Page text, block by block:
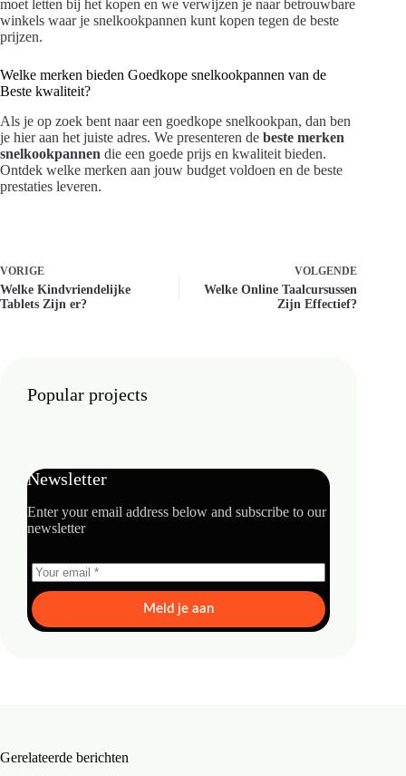
moet letten bij het kopen en we verwijzen je naar betrouwbare
winkels waar je snelkookpannen kunt kopen tegen de beste
prijzen.
Welke merken bieden Goedkope snelkookpannen van de
Beste kwaliteit?
Als je op zoek bent naar een goedkope snelkookpan, dan ben
je hier aan het juiste adres. We presenteren de beste merken
snelkookpannen die een goede prijs en kwaliteit bieden.
Ontdek welke merken aan jouw budget voldoen en de beste
prestaties leveren.
VORIGE
Welke Kindvriendelijke
Tablets Zijn er?
VOLGENDE
Welke Online Taalcursussen
Zijn Effectief?
Popular projects
Newsletter
Enter your email address below and subscribe to our
newsletter
Meld je aan
Gerelateerde berichten